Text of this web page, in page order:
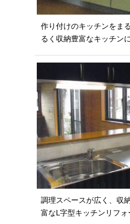
作り付けのキッチンをま
るく収納豊富なキッチンに
調理スペースが広く、収
富なL字型キッチンリフォ